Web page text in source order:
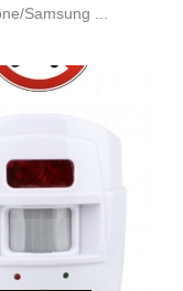
Samsung ...